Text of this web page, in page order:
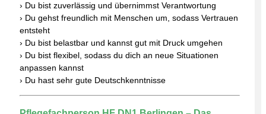
› Du bist zuverlässig und übernimmst Verantwortung
› Du gehst freundlich mit Menschen um, sodass Vertrauen
entsteht
› Du bist belastbar und kannst gut mit Druck umgehen
› Du bist flexibel, sodass du dich an neue Situationen
anpassen kannst
› Du hast sehr gute Deutschkenntnisse